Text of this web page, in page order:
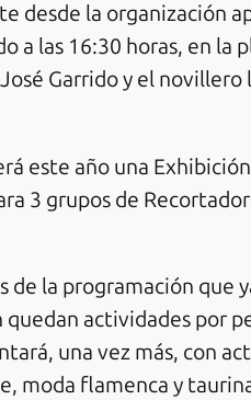
desde la organización
a las 16:30 horas, en la
Garrido y el novillero
este año una
3 grupos de
de la programación que
quedan actividades por
una vez más, con
moda flamenca y